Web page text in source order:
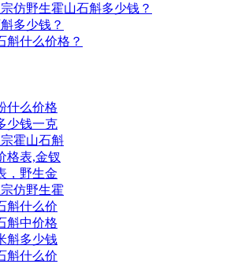
宗仿野生霍山石斛多少钱？
多少钱？
斛什么价格？
什么价格
少钱一克
宗霍山石斛
格表,金钗
，野生金
宗仿野生霍
斛什么价
斛中价格
斛多少钱
斛什么价